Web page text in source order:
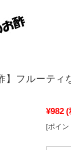
】フルーテ
¥982 (
[ポイン